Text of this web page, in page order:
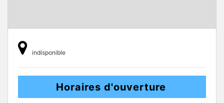
indisponible
Horaires d'ouverture